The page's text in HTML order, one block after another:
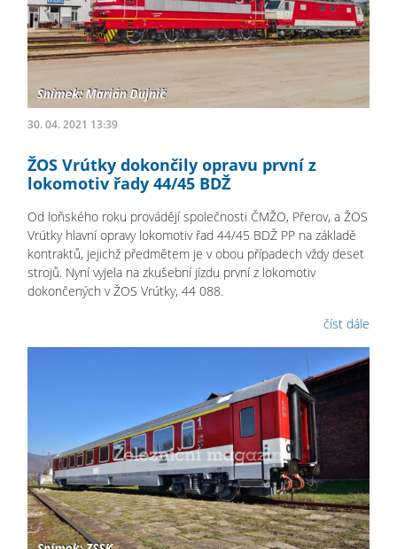
30. 04. 2021 13:39
ŽOS Vrútky dokončily opravu první z
lokomotiv řady 44/45 BDŽ
Od loňského roku provádějí společnosti ČMŽO, Přerov, a ŽOS
Vrútky hlavní opravy lokomotiv řad 44/45 BDŽ PP na základě
kontraktů, jejichž předmětem je v obou případech vždy deset
strojů. Nyní vyjela na zkušební jízdu první z lokomotiv
dokončených v ŽOS Vrútky, 44 088.
číst dále